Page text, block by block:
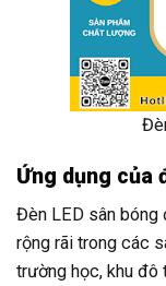
Ứng dụng của
Đèn LED sân bóng
rộng rãi trong các
trường học, khu đô